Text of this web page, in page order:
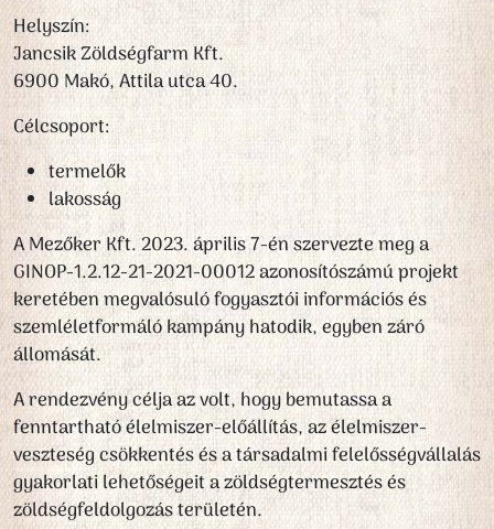
Helyszín:
Jancsik Zöldségfarm Kft.
6900 Makó, Attila utca 40.
Célcsoport:
termelők
lakosság
A Mezőker Kft. 2023. április 7-én szervezte meg a
GINOP-1.2.12-21-2021-00012 azonosítószámú projekt
keretében megvalósuló fogyasztói információs és
szemléletformáló kampány hatodik, egyben záró
állomását.
A rendezvény célja az volt, hogy bemutassa a
fenntartható élelmiszer-előállítás, az élelmiszer-
veszteség csökkentés és a társadalmi felelősségvállalás
gyakorlati lehetőségeit a zöldségtermesztés és
zöldségfeldolgozás területén.